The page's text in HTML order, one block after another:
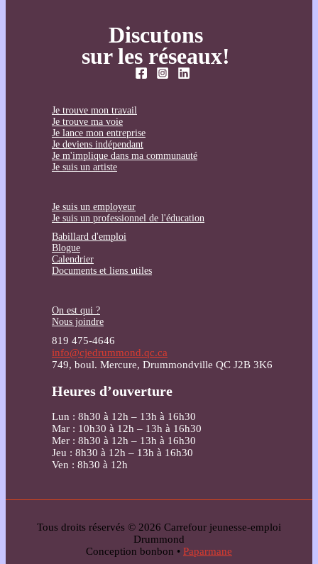
Discutons
sur les réseaux!
Je trouve mon travail
Je trouve ma voie
Je lance mon entreprise
Je deviens indépendant
Je m'implique dans ma communauté
Je suis un artiste
Je suis un employeur
Je suis un professionnel de l'éducation
Babillard d'emploi
Blogue
Calendrier
Documents et liens utiles
On est qui ?
Nous joindre
819 475-4646
info@cjedrummond.qc.ca
749, boul. Mercure, Drummondville QC J2B 3K6
Heures d’ouverture
Lun : 8h30 à 12h – 13h à 16h30
Mar : 10h30 à 12h – 13h à 16h30
Mer : 8h30 à 12h – 13h à 16h30
Jeu : 8h30 à 12h – 13h à 16h30
Ven : 8h30 à 12h
Tous droits réservés © 2026 Carrefour jeunesse-emploi
Drummond
Conception bonbon • Paparmane